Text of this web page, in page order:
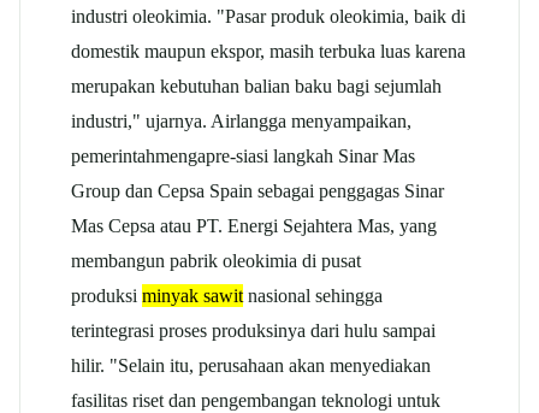
industri oleokimia. "Pasar produk oleokimia, baik di
domestik maupun ekspor, masih terbuka luas karena
merupakan kebutuhan balian baku bagi sejumlah
industri," ujarnya. Airlangga menyampaikan,
pemerintahmengapre-siasi langkah Sinar Mas
Group dan Cepsa Spain sebagai penggagas Sinar
Mas Cepsa atau PT. Energi Sejahtera Mas, yang
membangun pabrik oleokimia di pusat
produksi minyak sawit nasional sehingga
terintegrasi proses produksinya dari hulu sampai
hilir. "Selain itu, perusahaan akan menyediakan
fasilitas riset dan pengembangan teknologi untuk